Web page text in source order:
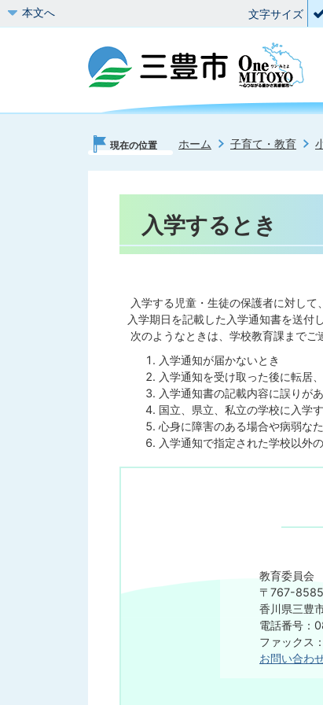
本文へ 文字サイズ
現在の位置 ホーム 子育て・教育
入学するとき
入学する児童・生徒の保護者に対し
入学期日を記載した入学通知書を送付し
次のようなときは、学校教育課までご
入学通知が届かないとき
入学通知を受け取った後に転居
入学通知書の記載内容に誤りが
国立、県立、私立の学校に入学
心身に障害のある場合や病弱な
入学通知で指定された学校以外
教育委員会
〒767-8585
香川県三豊
電話番号：
ファックス
お問い合わ